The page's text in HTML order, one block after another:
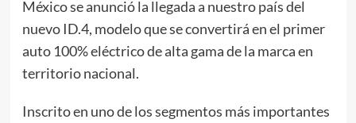
México se anunció la llegada a nuestro país del
nuevo ID.4, modelo que se convertirá en el primer
auto 100% eléctrico de alta gama de la marca en
territorio nacional.
Inscrito en uno de los segmentos más importantes